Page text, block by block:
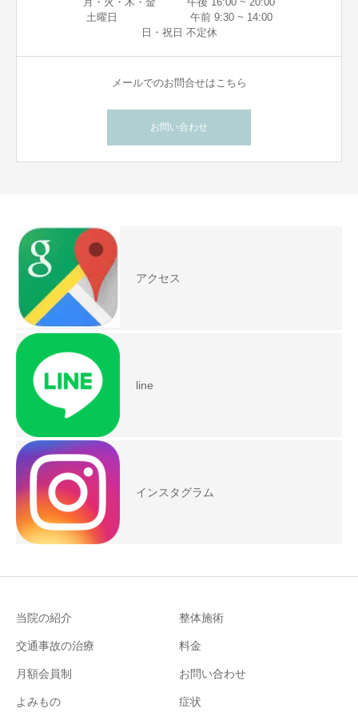
土曜日 午前 9:30 ~ 14:00
日・祝日 不定休
メールでのお問合せはこちら
お問い合わせ
アクセス
line
インスタグラム
当院の紹介 整体施術
交通事故の治療 料金
月額会員制 お問い合わせ
よみもの 症状